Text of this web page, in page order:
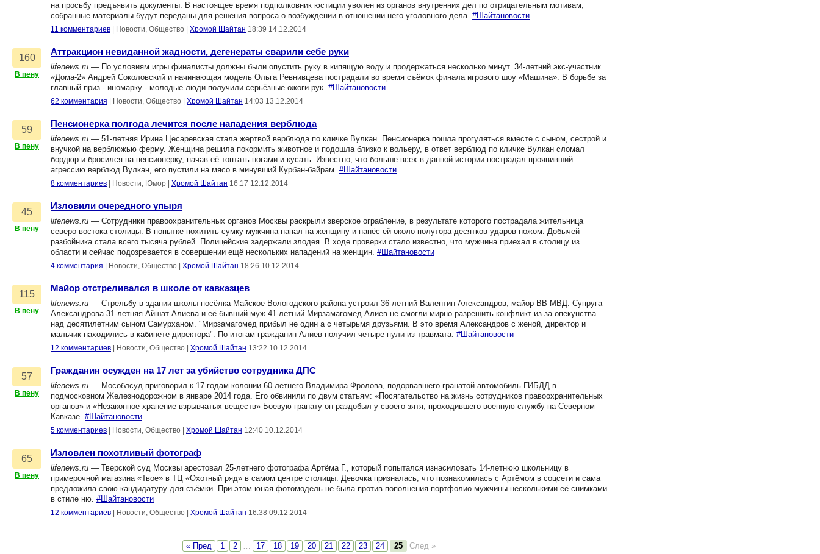
на просьбу предъявить документы. В настоящее время подполковник юстиции уволен из органов внутренних дел по отрицательным мотивам,
собранные материалы будут переданы для решения вопроса о возбуждении в отношении него уголовного дела. #Шайтановости
11 комментариев Новости, Общество Хромой Шайтан 18:39 14.12.2014
160
В пену
Аттракцион невиданной жадности, дегенераты сварили себе руки
lifenews.ru — По условиям игры финалисты должны были опустить руку в кипящую воду и продержаться несколько минут. 34-летний экс-участник
«Дома-2» Андрей Соколовский и начинающая модель Ольга Ревнивцева пострадали во время съёмок финала игрового шоу «Машина». В борьбе за
главный приз - иномарку - молодые люди получили серьёзные ожоги рук. #Шайтановости
62 комментария Новости, Общество Хромой Шайтан 14:03 13.12.2014
59
В пену
Пенсионерка полгода лечится после нападения верблюда
lifenews.ru — 51-летняя Ирина Цесаревская стала жертвой верблюда по кличке Вулкан. Пенсионерка пошла прогуляться вместе с сыном, сестрой и
внучкой на верблюжью ферму. Женщина решила покормить животное и подошла близко к вольеру, в ответ верблюд по кличке Вулкан сломал
бордюр и бросился на пенсионерку, начав её топтать ногами и кусать. Известно, что больше всех в данной истории пострадал проявивший
агрессию верблюд Вулкан, его пустили на мясо в минувший Курбан-байрам. #Шайтановости
8 комментариев Новости, Юмор Хромой Шайтан 16:17 12.12.2014
45
В пену
Изловили очередного упыря
lifenews.ru — Сотрудники правоохранительных органов Москвы раскрыли зверское ограбление, в результате которого пострадала жительница
северо-востока столицы. В попытке похитить сумку мужчина напал на женщину и нанёс ей около полутора десятков ударов ножом. Добычей
разбойника стала всего тысяча рублей. Полицейские задержали злодея. В ходе проверки стало известно, что мужчина приехал в столицу из
области и сейчас подозревается в совершении ещё нескольких нападений на женщин. #Шайтановости
4 комментария Новости, Общество Хромой Шайтан 18:26 10.12.2014
115
В пену
Майор отстреливался в школе от кавказцев
lifenews.ru — Стрельбу в здании школы посёлка Майское Вологодского района устроил 36-летний Валентин Александров, майор ВВ МВД. Супруга
Александрова 31-летняя Айшат Алиева и её бывший муж 41-летний Мирзамагомед Алиев не смогли мирно разрешить конфликт из-за опекунства
над десятилетним сыном Самурханом. "Мирзамагомед прибыл не один а с четырьмя друзьями. В это время Александров с женой, директор и
мальчик находились в кабинете директора". По итогам гражданин Алиев получил четыре пули из травмата. #Шайтановости
12 комментариев Новости, Общество Хромой Шайтан 13:22 10.12.2014
57
В пену
Гражданин осужден на 17 лет за убийство сотрудника ДПС
lifenews.ru — Мособлсуд приговорил к 17 годам колонии 60-летнего Владимира Фролова, подорвавшего гранатой автомобиль ГИБДД в
подмосковном Железнодорожном в январе 2014 года. Его обвинили по двум статьям: «Посягательство на жизнь сотрудников правоохранительных
органов» и «Незаконное хранение взрывчатых веществ» Боевую гранату он раздобыл у своего зятя, проходившего военную службу на Северном
Кавказе. #Шайтановости
5 комментариев Новости, Общество Хромой Шайтан 12:40 10.12.2014
65
В пену
Изловлен похотливый фотограф
lifenews.ru — Тверской суд Москвы арестовал 25-летнего фотографа Артёма Г., который попытался изнасиловать 14-летнюю школьницу в
примерочной магазина «Твое» в ТЦ «Охотный ряд» в самом центре столицы. Девочка призналась, что познакомилась с Артёмом в соцсети и сама
предложила свою кандидатуру для съёмки. При этом юная фотомодель не была против пополнения портфолио мужчины несколькими её снимками
в стиле ню. #Шайтановости
12 комментариев Новости, Общество Хромой Шайтан 16:38 09.12.2014
« Пред 1 2 … 17 18 19 20 21 22 23 24 25 След »